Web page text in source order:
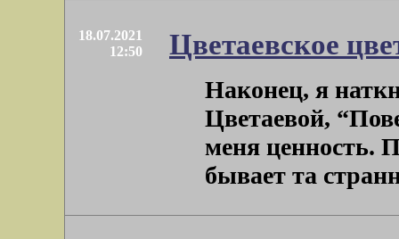
18.07.2021
12:50
Цветаевское
Наконец, я
Цветаевой,
меня ценность.
бывает та